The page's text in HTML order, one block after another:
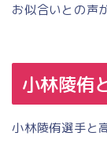
お似合いとの声
小林陵侑
小林陵侑選手と